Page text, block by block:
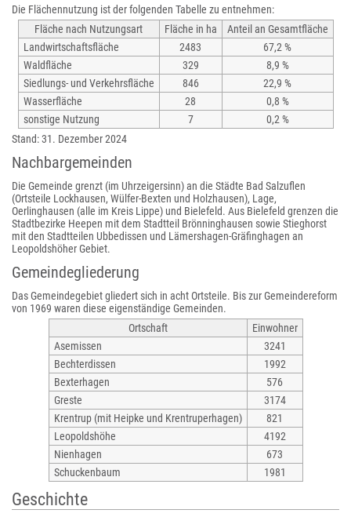
Die Flächennutzung ist der folgenden Tabelle zu entnehmen:
Fläche nach Nutzungsart
Fläche in ha
Anteil an Gesamtfläche
Landwirtschaftsfläche
2483
67,2 %
Waldfläche
329
8,9 %
Siedlungs- und Verkehrsfläche
846
22,9 %
Wasserfläche
28
0,8 %
sonstige Nutzung
7
0,2 %
Stand: 31. Dezember 2024
Nachbargemeinden
Die Gemeinde grenzt (im Uhrzeigersinn) an die Städte Bad Salzuflen
(Ortsteile Lockhausen, Wülfer-Bexten und Holzhausen), Lage,
Oerlinghausen (alle im Kreis Lippe) und Bielefeld. Aus Bielefeld grenzen die
Stadtbezirke Heepen mit dem Stadtteil Brönninghausen sowie Stieghorst
mit den Stadtteilen Ubbedissen und Lämershagen-Gräfinghagen an
Leopoldshöher Gebiet.
Gemeindegliederung
Das Gemeindegebiet gliedert sich in acht Ortsteile. Bis zur Gemeindereform
von 1969 waren diese eigenständige Gemeinden.
Ortschaft
Einwohner
Asemissen
3241
Bechterdissen
1992
Bexterhagen
576
Greste
3174
Krentrup (mit Heipke und Krentruperhagen)
821
Leopoldshöhe
4192
Nienhagen
673
Schuckenbaum
1981
Geschichte